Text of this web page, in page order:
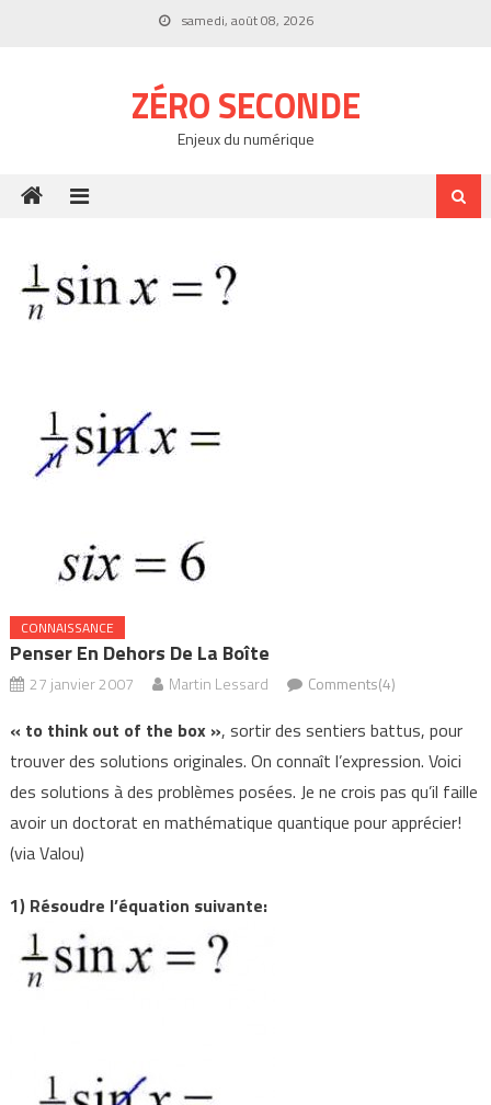
samedi, août 08, 2026
ZÉRO SECONDE
Enjeux du numérique
CONNAISSANCE
Penser En Dehors De La Boîte
27 janvier 2007 Martin Lessard Comments(4)
« to think out of the box », sortir des sentiers battus, pour
trouver des solutions originales. On connaît l’expression. Voici
des solutions à des problèmes posées. Je ne crois pas qu’il faille
avoir un doctorat en mathématique quantique pour apprécier!
(via Valou)
1) Résoudre l’équation suivante: